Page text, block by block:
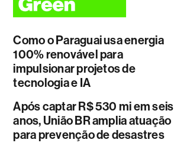
Como o Paraguai usa energia
100% renovável para
impulsionar projetos de
tecnologia e IA
Após captar R$ 530 mi em seis
anos, União BR amplia atuação
para prevenção de desastres